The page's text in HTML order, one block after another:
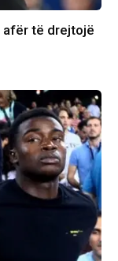
afër të drejtojë